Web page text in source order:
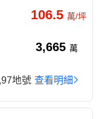
106.5 萬/坪
3,665 萬
地號 查看明細